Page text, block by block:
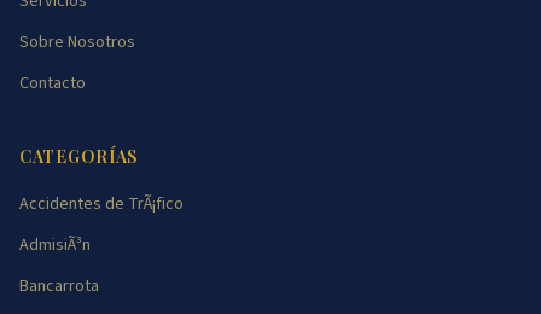
Sobre Nosotros
Contacto
CATEGORÍAS
Accidentes de TrÃ¡fico
AdmisiÃ³n
Bancarrota